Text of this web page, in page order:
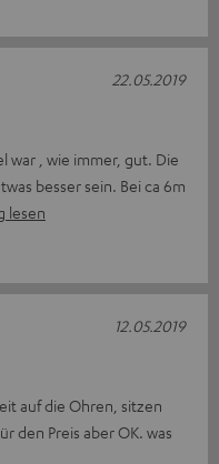
war , wie immer, gut. Die
besser sein. Bei ca 6m
lesen
22.05.2019
auf die Ohren, sitzen
den Preis aber OK. was
12.05.2019